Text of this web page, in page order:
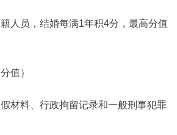
人员，结婚每满1年积4分，最高分值
值）
材料、行政拘留记录和一般刑事犯罪